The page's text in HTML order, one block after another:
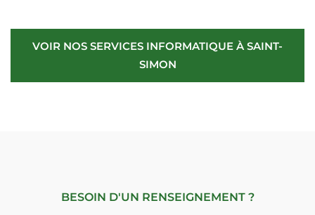
VOIR NOS SERVICES INFORMATIQUE À SAINT-
SIMON
BESOIN D'UN RENSEIGNEMENT ?